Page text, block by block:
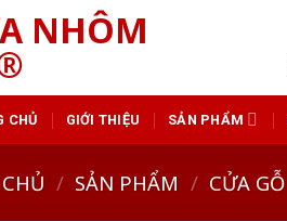
CHỦ GIỚI THIỆU SẢN PHẨM
/ SẢN PHẨM / CỬA GỖ